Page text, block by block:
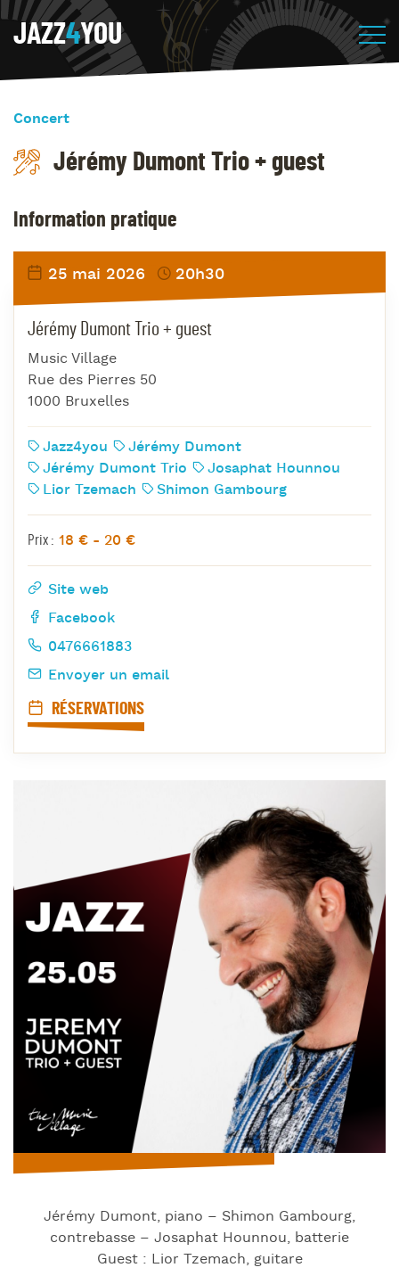
JAZZ4YOU
Concert
Jérémy Dumont Trio + guest
Jérémy Dumont, piano – Shimon Gambourg,
contrebasse – Josaphat Hounnou, batterie
Guest : Lior Tzemach, guitare
Information pratique
25 mai 2026 20h30
Jérémy Dumont Trio + guest
Music Village
Rue des Pierres 50
1000 Bruxelles
Jazz4you
Jérémy Dumont
Jérémy Dumont Trio
Josaphat Hounnou
Lior Tzemach
Shimon Gambourg
Prix : 18 € - 20 €
Site web
Facebook
0476661883
Envoyer un email
RÉSERVATIONS